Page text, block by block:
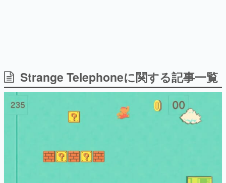
日本のコンテンツ産業やカルチャーに与えた影響を探る企
画です。
日本のモバイルゲーム史における主要なトピック・タイト
ルを網羅するほか、開発者へのインタビューや識者による
解説を掲載。約20年の歴史が一望できる決定版！
『うつヌケ』『ペンと箸』等で知られるマンガ家・田中圭
一先生によるゲーム業界レポートマンガです。
Strange Telephoneに関する記事一覧